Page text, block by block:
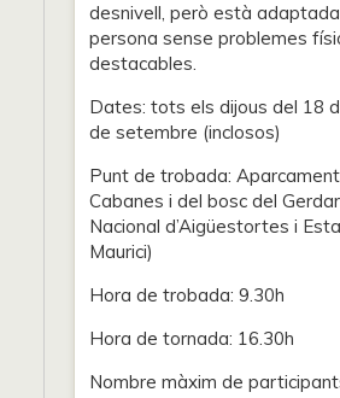
desnivell, però està
persona sense problemes
destacables.
Dates: tots els dijous del 18
de setembre (inclosos)
Punt de trobada:
Cabanes i del bosc del
Nacional d’Aigüestortes i
Maurici)
Hora de trobada: 9.30h
Hora de tornada: 16.30h
Nombre màxim de